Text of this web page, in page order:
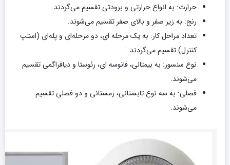
حرارت: به انواع حرارتی و برودتی تقسیم می‌گردند.
رنج: به زیر صفر و بالای صفر تقسیم می‌شوند.
تعداد مراحل کار: به یک مرحله ای، دو مرحله‌ای و پله‌ای (استپ
کنترل) تقسیم می‌گردند.
نوع سنسور: به بیمتالی، فانوسه ای، رئوستا و دیافراگمی تقسیم
می‌شوند.
فصلی: به سه نوع تابستانی، زمستانی و دو فصلی تقسیم
می‌شوند.